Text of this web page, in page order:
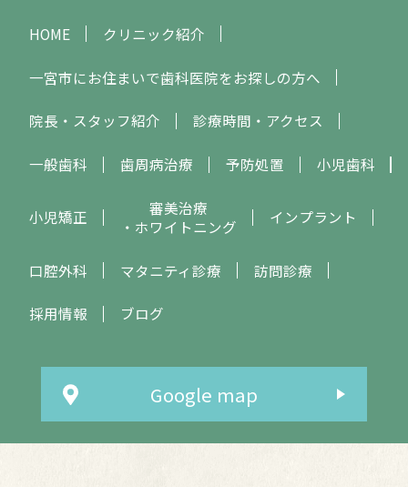
HOME クリニック紹介
一宮市にお住まいで歯科医院をお探しの方へ
院長・スタッフ紹介 診療時間・アクセス
一般歯科 歯周病治療 予防処置 小児歯科
小児矯正
審美治療
・ホワイトニング
インプラント
口腔外科 マタニティ診療 訪問診療
採用情報 ブログ
Google map